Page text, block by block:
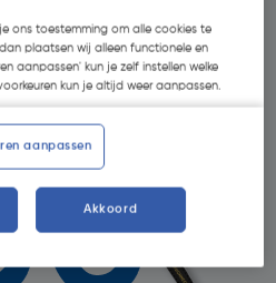
ons toestemming om alle cookies te
plaatsen wij alleen functionele en
aanpassen' kun je zelf instellen welke
kun je altijd weer aanpassen.
aanpassen
Akkoord